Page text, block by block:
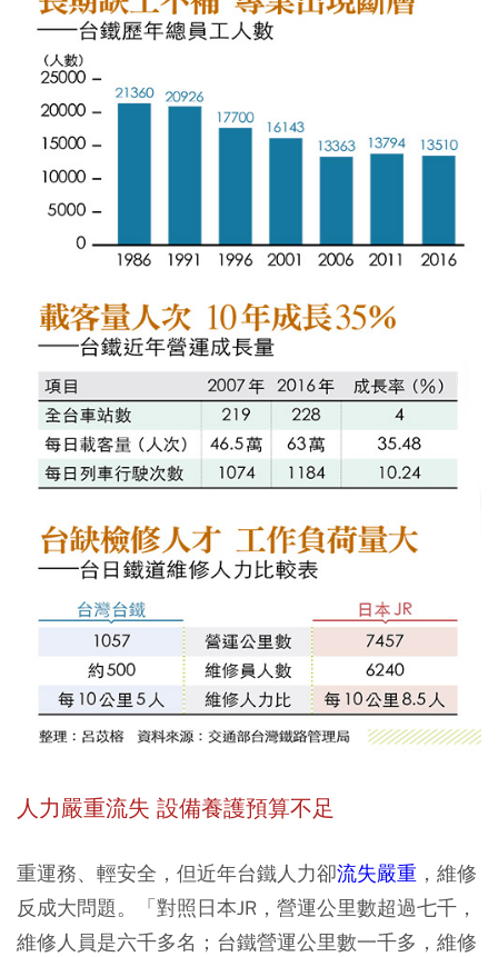
人力嚴重流失 設備養護預算不足
重運務、輕安全 ，但近年台鐵人力卻流失嚴重 ，維修
反成大問題。「對照日本JR，營運公里數超過七千，
維修人員是六千多名；台鐵營運公里數一千多，維修